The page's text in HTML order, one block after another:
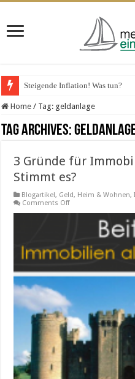
Steigende Inflation! Was tun?
Home / Tag: geldanlage
Tag Archives:
3 Gründe für
Stimmt es?
Blogartikel, Geld, Heim & Wohnen,
Comments Offon
Immobilien
Anlage.
Stimmt